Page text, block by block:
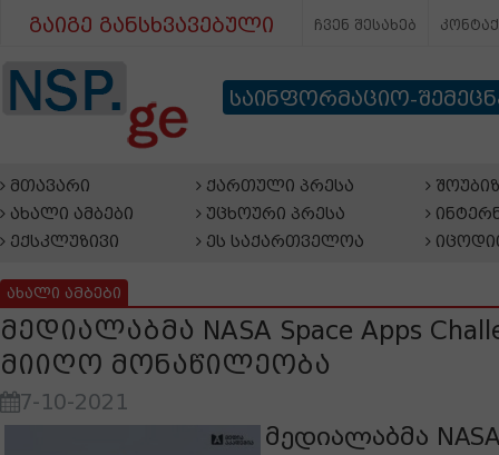
გაიგე განსხვავებული ჩვენ შესახებ
საინფორმაციო-
მთავარი
ახალი ამბები
ექსკლუზივი
ქართული პრესა
უცხოური პრესა
ეს საქართველოა
ახალი ამბები
მედიალაბმა NASA Space Apps
მიიღო მონაწილეობა
7-10-2021
მედიალაბმა